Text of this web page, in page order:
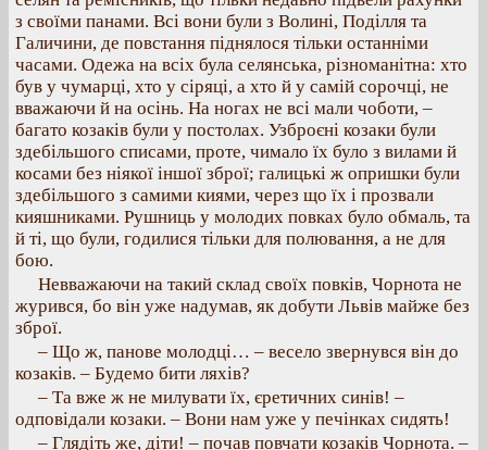
з своїми панами. Всі вони були з Волині, Поділля та
Галичини, де повстання піднялося тільки останніми
часами. Одежа на всіх була селянська, різноманітна: хто
був у чумарці, хто у сіряці, а хто й у самій сорочці, не
вважаючи й на осінь. На ногах не всі мали чоботи, –
багато козаків були у постолах. Узброєні козаки були
здебільшого списами, проте, чимало їх було з вилами й
косами без ніякої іншої зброї; галицькі ж опришки були
здебільшого з самими киями, через що їх і прозвали
кияшниками. Рушниць у молодих повках було обмаль, та
й ті, що були, годилися тільки для полювання, а не для
бою.
Невважаючи на такий склад своїх повків, Чорнота не
журився, бо він уже надумав, як добути Львів майже без
зброї.
– Що ж, панове молодці… – весело звернувся він до
козаків. – Будемо бити ляхів?
– Та вже ж не милувати їх, єретичних синів! –
одповідали козаки. – Вони нам уже у печінках сидять!
– Глядіть же, діти! – почав повчати козаків Чорнота. –